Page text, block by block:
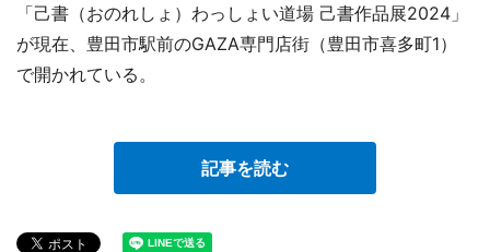
「己書（おのれしょ）わっしょい道場 己書作品展2024」
が現在、豊田市駅前のGAZA専門店街（豊田市喜多町1）
で開かれている。
記事を読む